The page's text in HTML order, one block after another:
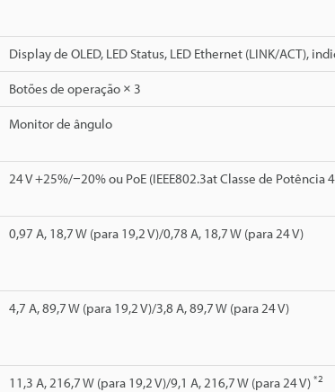
Display de OLED, LED Status, LED Ethernet (LINK/ACT),
Botões de operação × 3
Monitor de ângulo
24 V +25%/−20% ou PoE (IEEE802.3at Classe de Potência
0,97 A, 18,7 W (para 19,2 V)/0,78 A, 18,7 W (para 24 V)
4,7 A, 89,7 W (para 19,2 V)/3,8 A, 89,7 W (para 24 V)
11,3 A, 216,7 W (para 19,2 V)/9,1 A, 216,7 W (para 24 V) *2